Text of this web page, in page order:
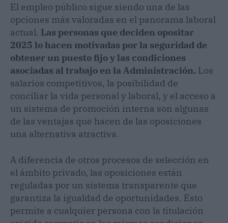
El empleo público sigue siendo una de las
opciones más valoradas en el panorama laboral
actual. Las personas que deciden opositar
2025 lo hacen motivadas por la seguridad de
obtener un puesto fijo y las condiciones
asociadas al trabajo en la Administración. Los
salarios competitivos, la posibilidad de
conciliar la vida personal y laboral, y el acceso a
un sistema de promoción interna son algunas
de las ventajas que hacen de las oposiciones
una alternativa atractiva.
A diferencia de otros procesos de selección en
el ámbito privado, las oposiciones están
reguladas por un sistema transparente que
garantiza la igualdad de oportunidades. Esto
permite a cualquier persona con la titulación